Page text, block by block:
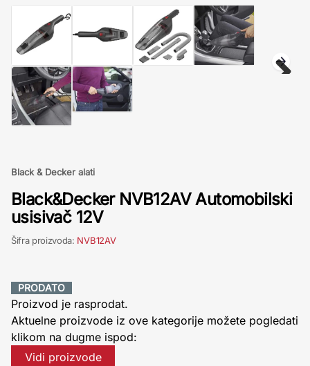
Black & Decker alati
Black&Decker NVB12AV Automobilski
usisivač 12V
Šifra proizvoda: NVB12AV
PRODATO
Proizvod je rasprodat.
Aktuelne proizvode iz ove kategorije možete pogledati
klikom na dugme ispod:
Vidi proizvode